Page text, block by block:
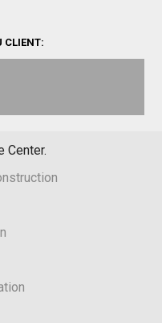
CLIENT:
Center.